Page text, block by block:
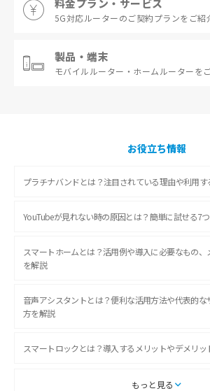
5G対応ルーターのご契約プランをご紹
製品・端末
モバイルルーター・ ホームルーターを
お役立ち情報
プラチナバンドとは？注目されている理由や利用
YouTubeが見れない時の原因とは？簡単に試せる7
スマートホームとは？活用例や導入に必要なもの、
を解説
音声アシスタントとは？便利な活用方法や代表的
方を解説
スマートロックとは？導入するメリットやデメリ
スマートテレビとは？特徴や選び方、使い方をわか
もっと見る